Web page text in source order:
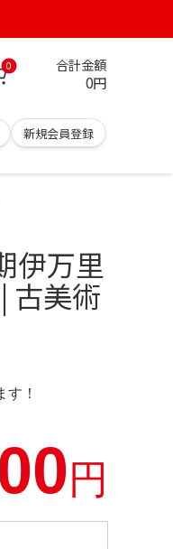
0 合計金額
0円
新規会員登録
伊万里
古美術
！
円